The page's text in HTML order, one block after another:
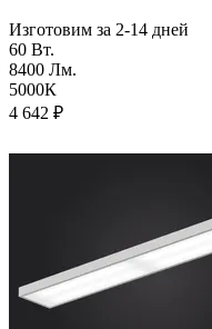
Изготовим за 2-14 дней
60 Вт.
8400 Лм.
5000К
4 642 ₽